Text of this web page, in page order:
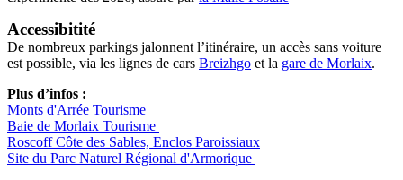
Accessibitité
De nombreux parkings jalonnent l’itinéraire, un accès sans voiture
est possible, via les lignes de cars Breizhgo et la gare de Morlaix.
Plus d’infos :
Monts d'Arrée Tourisme
Baie de Morlaix Tourisme
Roscoff Côte des Sables, Enclos Paroissiaux
Site du Parc Naturel Régional d'Armorique